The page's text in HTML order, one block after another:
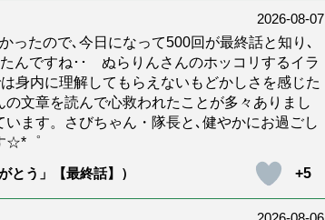
2026-08-07
ったので､今日になって500回が最終話と知り､
んですね･･ ぬらりんさんのホッコリするイラ
内に理解してもらえないもどかしさを感じた
文章を読んで心救われたことが多々ありまし
ます。さびちゃん・隊長と､健やかにお過ごし
☆*゜
とう」【最終話】）
+5